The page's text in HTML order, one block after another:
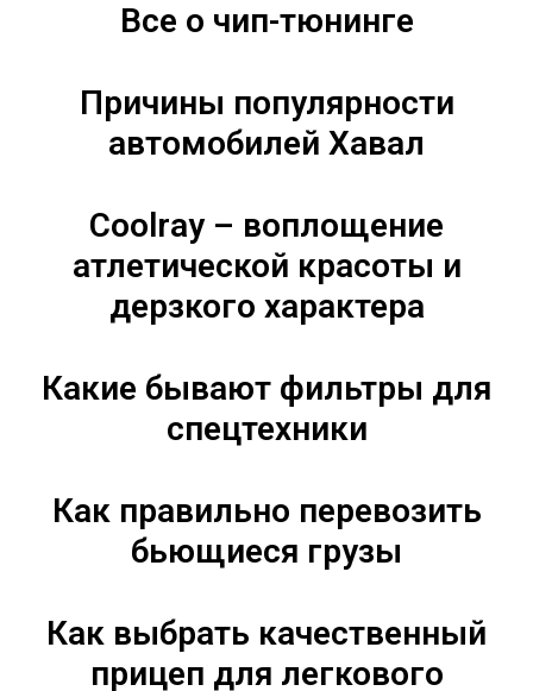
Все о чип-тюнинге
Причины популярности
автомобилей Хавал
Coolray – воплощение
атлетической красоты и
дерзкого характера
Какие бывают фильтры для
спецтехники
Как правильно перевозить
бьющиеся грузы
Как выбрать качественный
прицеп для легкового